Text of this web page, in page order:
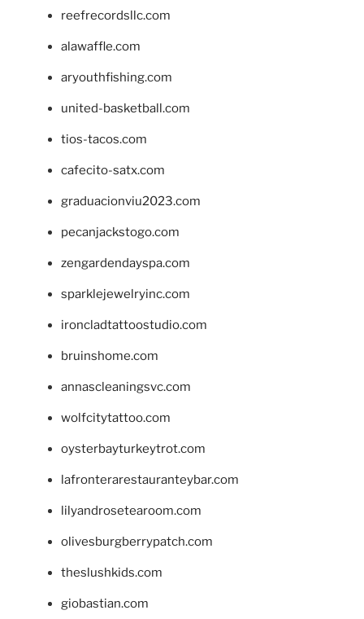
reefrecordsllc.com
alawaffle.com
aryouthfishing.com
united-basketball.com
tios-tacos.com
cafecito-satx.com
graduacionviu2023.com
pecanjackstogo.com
zengardendayspa.com
sparklejewelryinc.com
ironcladtattoostudio.com
bruinshome.com
annascleaningsvc.com
wolfcitytattoo.com
oysterbayturkeytrot.com
lafronterarestauranteybar.com
lilyandrosetearoom.com
olivesburgberrypatch.com
theslushkids.com
giobastian.com